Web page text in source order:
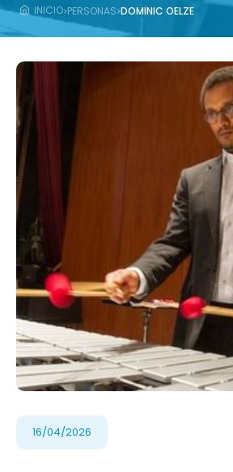
INICIO›PERSONAS›DOMINIC OELZE
16/04/2026